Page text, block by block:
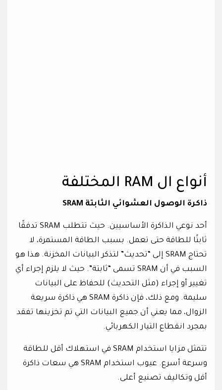
أنواع ال RAM المختلفة
ذاكرة الوصول العشوائي الثابتة SRAM
أحد نوعي الذاكرة الأساسيين. حيث تتطلب SRAM تدفقًا
ثابتًا للطاقة حتى تعمل. بسبب الطاقة المستمرة، لا
تحتاج SRAM إلى “تحديث” لتذكر البيانات المخزنة. هذا هو
السبب في أن SRAM تسمى “ثابتة”. حيث لا يلزم إجراء أي
تغيير أو إجراء (مثل التحديث) للحفاظ على البيانات
سليمة. ومع ذلك، فإن ذاكرة SRAM هي ذاكرة سريعة
الزوال، مما يعني أن جميع البيانات التي تم تخزينها تفقد
بمجرد انقطاع التيار الكهربائي.
تتمثل مزايا استخدام SRAM في استهلاك أقل للطاقة
وسرعة أسرع. عيوب استخدام SRAM هي سعات ذاكرة
أقل وتكاليف تصنيع أعلى.